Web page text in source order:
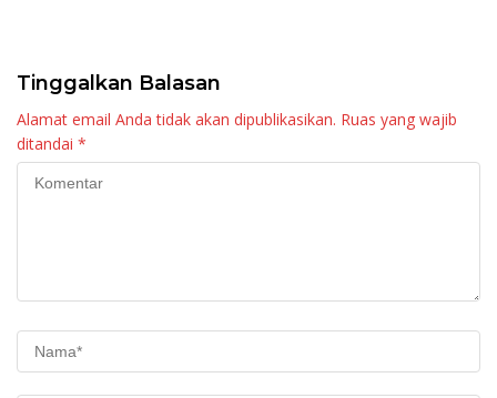
Tinggalkan Balasan
Alamat email Anda tidak akan dipublikasikan. Ruas yang wajib
ditandai *